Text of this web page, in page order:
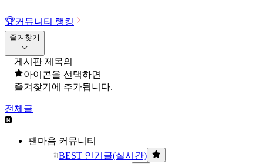
🏆커뮤니티 랭킹
즐겨찾기
게시판 제목의
아이콘을 선택하면
즐겨찾기에 추가됩니다.
전체글
팬마음 커뮤니티
BEST 인기글(실시간)